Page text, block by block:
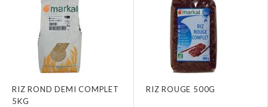
RIZ ROND DEMI COMPLET
5KG
RIZ ROUGE 500G